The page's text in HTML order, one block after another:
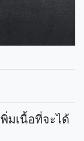
มเนื้อที่จะได้